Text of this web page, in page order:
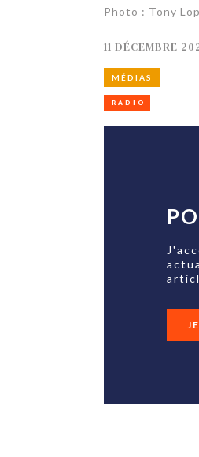
Photo : Tony
11 DÉCEMBRE
MÉDIAS
RADIO